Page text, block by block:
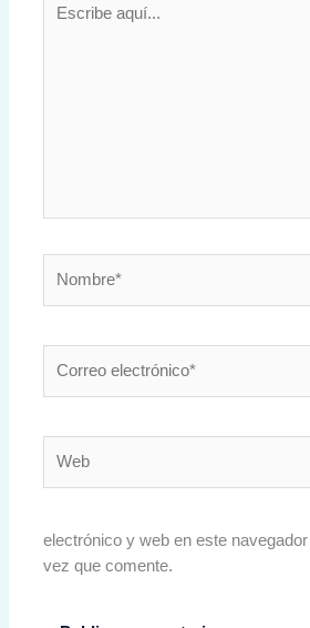
aquí...
electrónico*
electrónico y web en este
vez que comente.